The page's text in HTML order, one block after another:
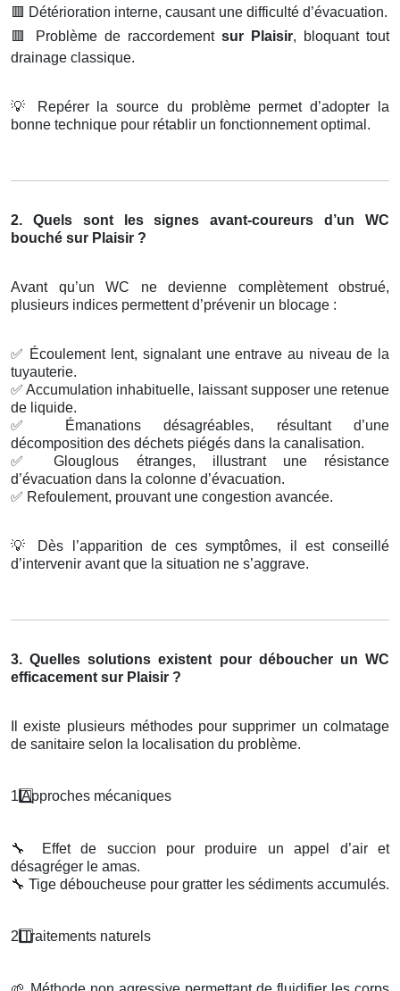
🟥 Détérioration interne, causant une difficulté d’évacuation.
🟥
Problème de raccordement sur Plaisir, bloquant tout
drainage classique.
💡
Repérer la source du problème permet d’adopter la
bonne technique pour rétablir un fonctionnement optimal.
2. Quels sont les signes avant-coureurs d’un WC
bouché sur Plaisir ?
Avant qu’un WC ne devienne complètement obstrué,
plusieurs indices permettent d’prévenir un blocage :
✅ Écoulement lent, signalant une entrave au niveau de la
tuyauterie.
✅ Accumulation inhabituelle, laissant supposer une retenue
de liquide.
✅
Émanations désagréables, résultant d’une
décomposition des déchets piégés dans la canalisation.
✅
Glouglous étranges, illustrant une résistance
d’évacuation dans la colonne d’évacuation.
✅ Refoulement, prouvant une congestion avancée.
💡
Dès l’apparition de ces symptômes, il est conseillé
d’intervenir avant que la situation ne s’aggrave.
3. Quelles solutions existent pour déboucher un WC
efficacement sur Plaisir ?
Il existe plusieurs méthodes pour supprimer un colmatage
de sanitaire selon la localisation du problème.
1️ Approches mécaniques
🔧
Effet de succion pour produire un appel d’air et
désagréger le amas.
🔧 Tige déboucheuse pour gratter les sédiments accumulés.
2️ Traitements naturels